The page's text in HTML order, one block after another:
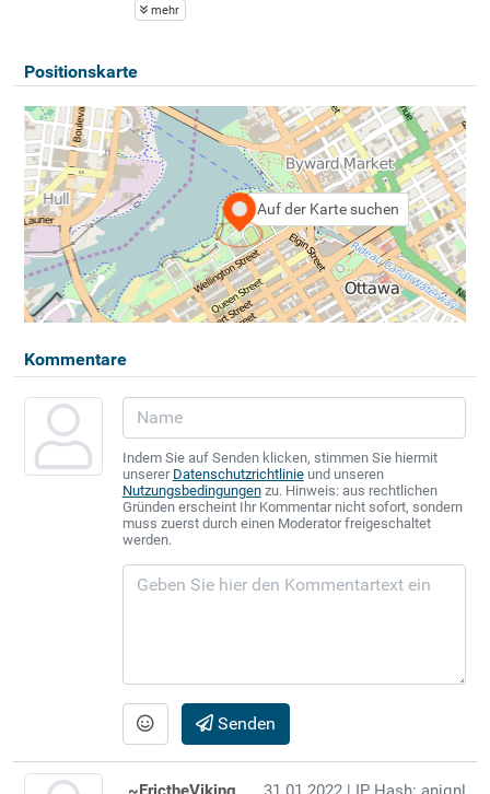
mehr
Positionskarte
Auf der Karte suchen
Kommentare
Indem Sie auf Senden klicken, stimmen Sie hiermit
unserer Datenschutzrichtlinieund unseren
Nutzungsbedingungenzu. Hinweis: aus rechtlichen
Gründen erscheint Ihr Kommentar nicht sofort, sondern
muss zuerst durch einen Moderator freigeschaltet
werden.
Senden